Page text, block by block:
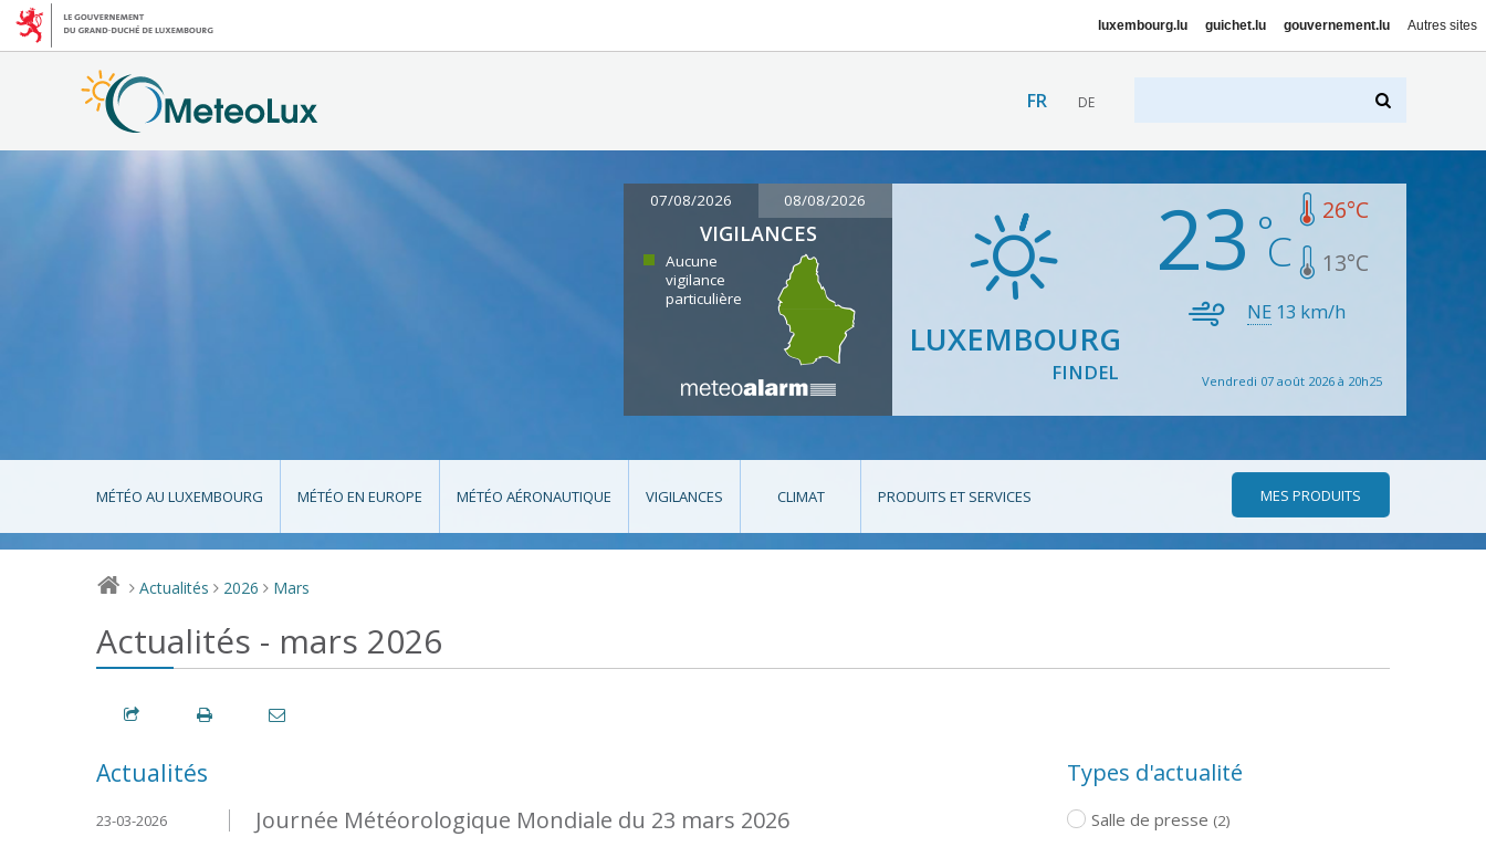
luxembourg.lu guichet.lu gouvernement.lu Autres sites
FR DE
07/08/2026 08/08/2026
VIGILANCES
Aucune
vigilance
particulière
LUXEMBOURG
FINDEL
23 26°C
13°C
NE 13 km/h
Vendredi 07 août 2026 à 20h25
MÉTÉO AU LUXEMBOURG MÉTÉO EN EUROPE MÉTÉO AÉRONAUTIQUE VIGILANCES CLIMAT PRODUITS ET SERVICES MES PRODUITS
> Actualités > 2026 > Mars
Actualités - mars 2026
Actualités
Journée Météorologique Mondiale du 23 mars 2026
23-03-2026
Types d'actualité
Salle de presse (2)